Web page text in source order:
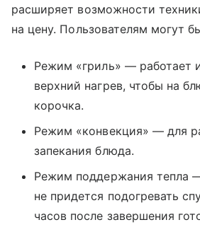
расширяет возможности
на цену. Пользователям могут
Режим «гриль» — работает
верхний нагрев, чтобы на
корочка.
Режим «конвекция» — для
запекания блюда.
Режим поддержания тепла
не придется подогревать
часов после завершения